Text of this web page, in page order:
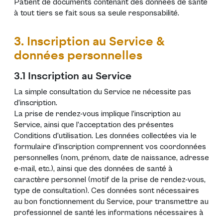
Patient de documents contenant des données de santé
à tout tiers se fait sous sa seule responsabilité.
3. Inscription au Service &
données personnelles
3.1 Inscription au Service
La simple consultation du Service ne nécessite pas
d’inscription.
La prise de rendez-vous implique l’inscription au
Service, ainsi que l’acceptation des présentes
Conditions d’utilisation. Les données collectées via le
formulaire d’inscription comprennent vos coordonnées
personnelles (nom, prénom, date de naissance, adresse
e-mail, etc.), ainsi que des données de santé à
caractère personnel (motif de la prise de rendez-vous,
type de consultation). Ces données sont nécessaires
au bon fonctionnement du Service, pour transmettre au
professionnel de santé les informations nécessaires à